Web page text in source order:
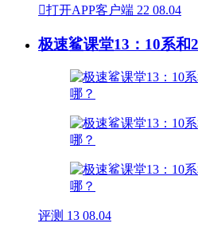
打开APP客户端 22 08.04
极速鲨课堂13：10系和
评测 13 08.04